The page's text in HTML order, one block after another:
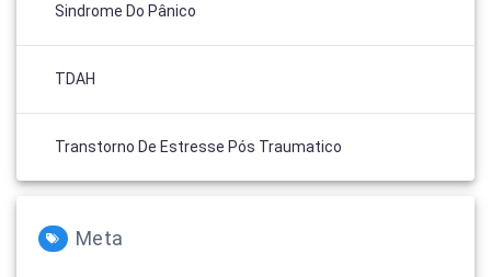
Sindrome Do Pânico
TDAH
Transtorno De Estresse Pós Traumatico
Meta